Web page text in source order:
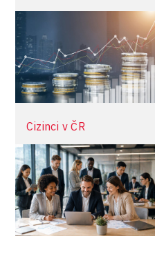
více informací
Cizinci v ČR